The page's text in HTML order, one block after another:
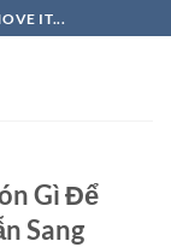
IT...
Gì Để
Sang